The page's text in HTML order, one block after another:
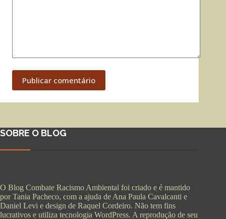
Publicar comentário
SOBRE O BLOG
O Blog Combate Racismo Ambiental foi criado e é mantido
por Tania Pacheco, com a ajuda de Ana Paula Cavalcanti e
Daniel Levi e design de Raquel Cordeiro. Não tem fins
lucrativos e utiliza tecnologia WordPress. A reprodução de seu